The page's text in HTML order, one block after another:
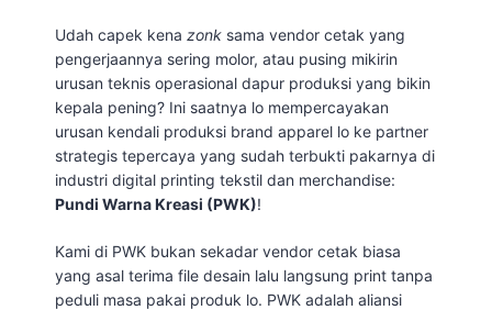
Udah capek kena zonk sama vendor cetak yang
pengerjaannya sering molor, atau pusing mikirin
urusan teknis operasional dapur produksi yang bikin
kepala pening? Ini saatnya lo mempercayakan
urusan kendali produksi brand apparel lo ke partner
strategis tepercaya yang sudah terbukti pakarnya di
industri digital printing tekstil dan merchandise:
Pundi Warna Kreasi (PWK)!
Kami di PWK bukan sekadar vendor cetak biasa
yang asal terima file desain lalu langsung print tanpa
peduli masa pakai produk lo. PWK adalah aliansi